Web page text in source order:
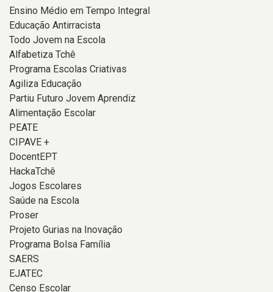
Ensino Médio em Tempo Integral
Educação Antirracista
Todo Jovem na Escola
Alfabetiza Tchê
Programa Escolas Criativas
Agiliza Educação
Partiu Futuro Jovem Aprendiz
Alimentação Escolar
PEATE
CIPAVE +
DocentEPT
HackaTchê
Jogos Escolares
Saúde na Escola
Proser
Projeto Gurias na Inovação
Programa Bolsa Família
SAERS
EJATEC
Censo Escolar